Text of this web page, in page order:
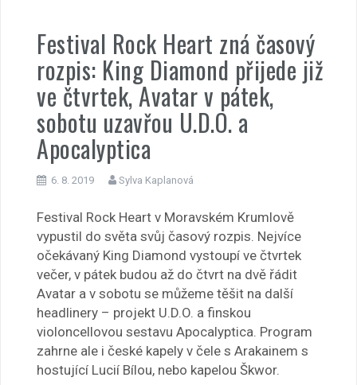
Festival Rock Heart zná časový
rozpis: King Diamond přijede již
ve čtvrtek, Avatar v pátek,
sobotu uzavřou U.D.O. a
Apocalyptica
6. 8. 2019 Sylva Kaplanová
Festival Rock Heart v Moravském Krumlově
vypustil do světa svůj časový rozpis. Nejvíce
očekávaný King Diamond vystoupí ve čtvrtek
večer, v pátek budou až do čtvrt na dvě řádit
Avatar a v sobotu se můžeme těšit na další
headlinery – projekt U.D.O. a finskou
violoncellovou sestavu Apocalyptica. Program
zahrne ale i české kapely v čele s Arakainem s
hostující Lucií Bílou, nebo kapelou Škwor.